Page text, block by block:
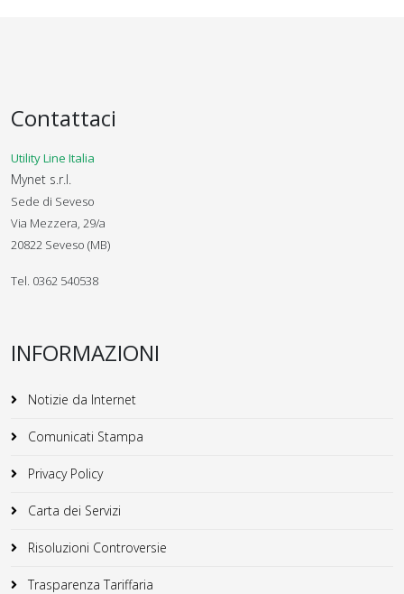
Contattaci
Utility Line Italia
Mynet s.r.l.
Sede di Seveso
Via Mezzera, 29/a
20822 Seveso (MB)
Tel. 0362 540538
INFORMAZIONI
Notizie da Internet
Comunicati Stampa
Privacy Policy
Carta dei Servizi
Risoluzioni Controversie
Trasparenza Tariffaria